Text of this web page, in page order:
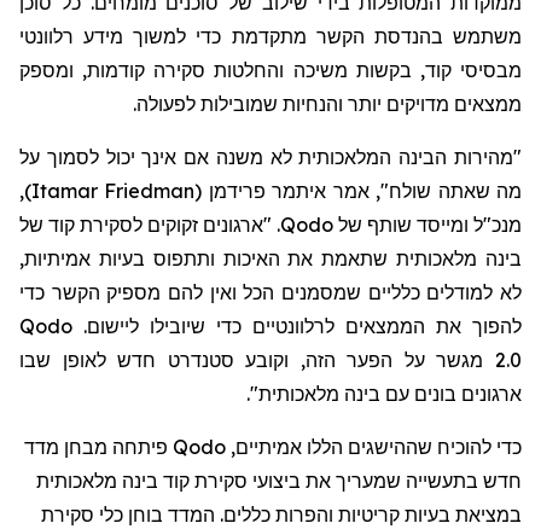
משתמש בהנדסת הקשר מתקדמת כדי למשוך מידע רלוונטי
מבסיסי קוד, בקשות משיכה והחלטות סקירה קודמות, ומספק
ממצאים מדויקים יותר והנחיות שמובילות לפעולה.
"מהירות הבינה המלאכותית לא משנה אם אינך יכול לסמוך על
מה שאתה שולח", אמר איתמר פרידמן (
Itamar Friedman
)
,
מנכ"ל ומייסד שותף של Qodo. "ארגונים זקוקים לסקירת קוד של
בינה מלאכותית שתאמת את האיכות ותתפוס בעיות אמיתיות,
לא למודלים כלליים שמסמנים הכלואין להם מספיק הקשר כדי
להפוך את הממצאים לרלוונטיים כדי שיובילו ליישום. Qodo
2.0 מגשר על הפער הזה, וקובע סטנדרט חדש לאופן שבו
ארגונים בונים עם בינה מלאכותית".
כדי להוכיח שההישגים הללו אמיתיים, Qodo פיתחה מבחן מדד
חדש בתעשייה שמעריך את ביצועי סקירת קוד בינה מלאכותית
במציאת בעיות קריטיות והפרות כללים. המדד בוחן כלי סקירת